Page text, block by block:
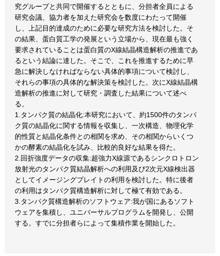
究グループと共同で開催するとともに、分担者全員による
研究会議、協力者を加えた研究会を数度にわたって開催
し、上記目的達成のために必要な研究方法を検討した。そ
の結果、蛋白質工学の発展という立場から、現在最も強く
要求されていることは蛋白質のX線結晶構造解析の推進であ
るという結論に達した。そこで、これを推進するために早
急に解決しなければならない具体的事項について検討し、
それらの事項の具体的な解決策を検討した。次にX線結晶構
造解析の推進に対して研究・調査した結果について述べ
る。
1.タンパク質の結晶化:本研究において、約1500件のタンパ
ク質の結晶化に関する情報を収集し、一次構造、物理化学
的性質と結晶化条件との相関を求め、その相関からいくつ
かの酵素の結晶化を試み、比較的良好な結果を得た。
2.回折強度データの収集:超強力X線源であるシンクロトロン
放射光のタンパク質結晶解析への利用及び2次元X線検出器
としてイメージングプレイトの利用を検討した。特に後者
の利用はタンパク質構造解析に対して極て有効である。
3.タンパク質構造解析のソフトウェア:我が国にあるソフト
ウェアを集積し、ユニバーサルプログラムを開発し、公開
する。すでに分担者らによって集積作業を開始した。